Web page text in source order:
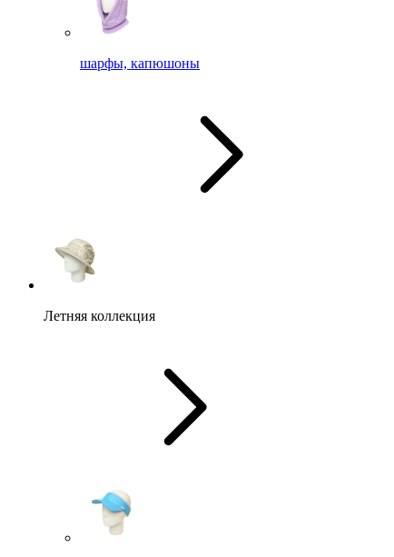
шарфы, капюшоны
Летняя коллекция